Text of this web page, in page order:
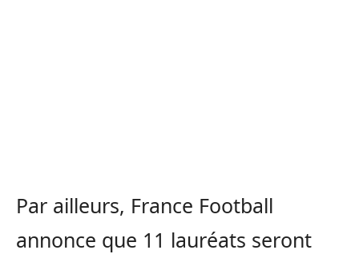
Par ailleurs, France Football
annonce que 11 lauréats seront